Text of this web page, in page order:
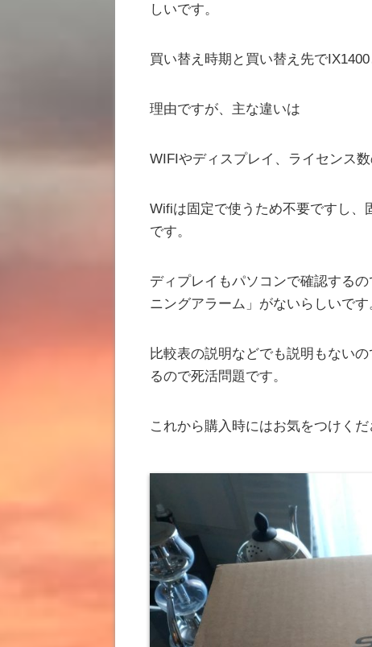
しいです。
買い替え時期と買い替え先で
理由ですが、主な違いは
WIFIやディスプレイ、ライセンス数
Wifiは固定で使うため不要ですし、
です。
ディプレイもパソコンで確認する
ニングアラーム」がないらしいです
比較表の説明などでも説明もない
るので死活問題です。
これから購入時にはお気をつけくだ